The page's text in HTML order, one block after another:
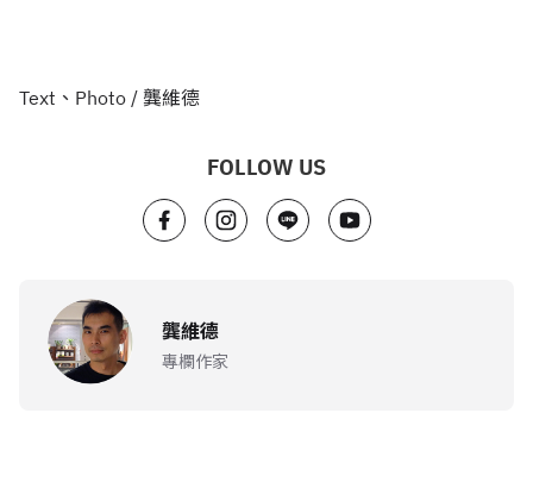
Text、Photo / 龔維德
FOLLOW US
龔維德
專欄作家